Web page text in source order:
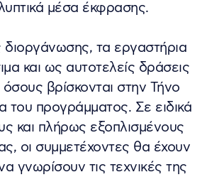
μέσα έκφρασης.
διοργάνωσης, τα εργαστήρια
και ως αυτοτελείς δράσεις
βρίσκονται στην Τήνο
του προγράμματος. Σε ειδικά
και πλήρως εξοπλισμένους
οι συμμετέχοντες θα έχουν
γνωρίσουν τις τεχνικές της